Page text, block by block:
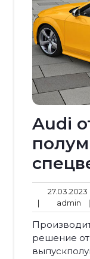
Audi
27.03.2023
| admin |
решение